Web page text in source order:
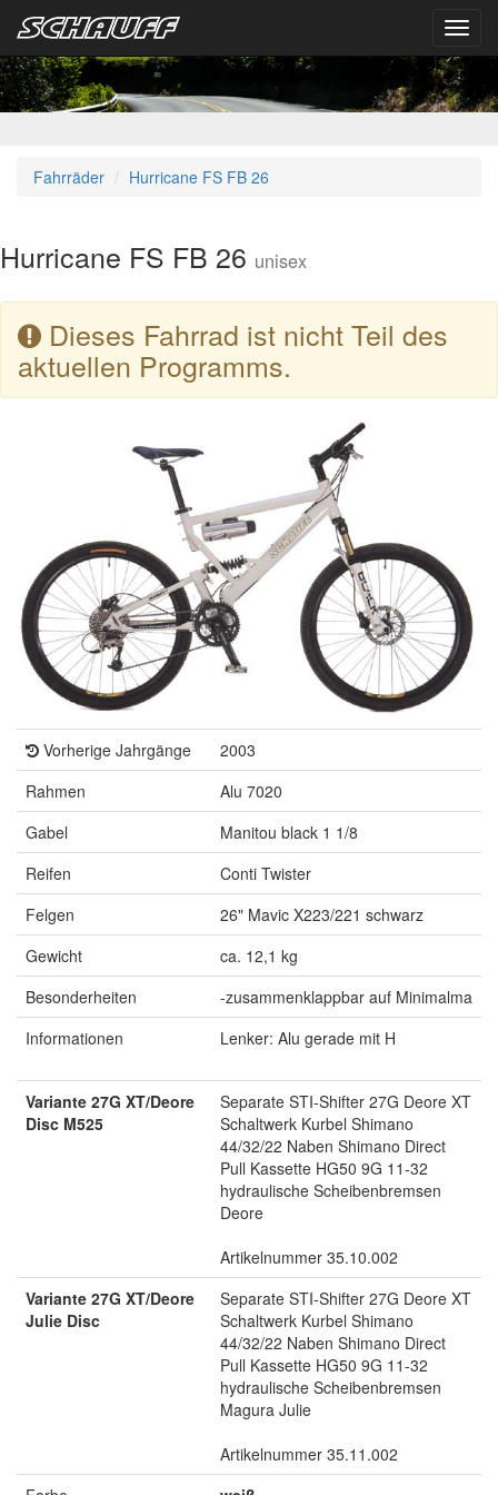
Fahrräder Hurricane FS FB 26
Hurricane FS FB 26 unisex
Dieses Fahrrad ist nicht Teil des
aktuellen Programms.
Vorherige Jahrgänge
2003
Rahmen
Alu 7020
Gabel
Manitou black 1 1/8
Reifen
Conti Twister
Felgen
26" Mavic X223/221 schwarz
Gewicht
ca. 12,1 kg
Besonderheiten
-zusammenklappbar auf Minimalma
Informationen
Lenker: Alu gerade mit H
Variante 27G XT/Deore
Disc M525
Separate STI-Shifter 27G Deore XT
Schaltwerk Kurbel Shimano
44/32/22 Naben Shimano Direct
Pull Kassette HG50 9G 11-32
hydraulische Scheibenbremsen
Deore
Artikelnummer 35.10.002
Variante 27G XT/Deore
Julie Disc
Separate STI-Shifter 27G Deore XT
Schaltwerk Kurbel Shimano
44/32/22 Naben Shimano Direct
Pull Kassette HG50 9G 11-32
hydraulische Scheibenbremsen
Magura Julie
Artikelnummer 35.11.002